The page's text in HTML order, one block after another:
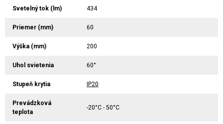
Svetelný tok (lm) 434
Priemer (mm) 60
Výška (mm) 200
Uhol svietenia 60°
Stupeň krytia IP20
Prevádzková
teplota
-20°C - 50°C